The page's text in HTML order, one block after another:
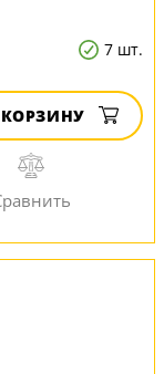
7 шт.